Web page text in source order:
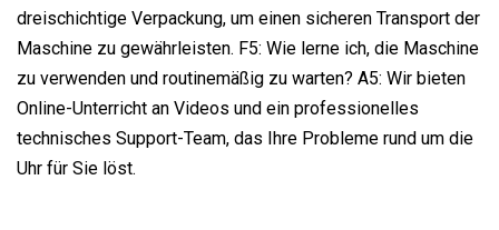
dreischichtige Verpackung, um einen sicheren Transport der
Maschine zu gewährleisten. F5: Wie lerne ich, die Maschine
zu verwenden und routinemäßig zu warten? A5: Wir bieten
Online-Unterricht an Videos und ein professionelles
technisches Support-Team, das Ihre Probleme rund um die
Uhr für Sie löst.